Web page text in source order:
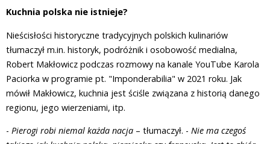
Kuchnia polska nie istnieje?
Nieścisłości historyczne tradycyjnych polskich kulinariów
tłumaczył m.in. historyk, podróżnik i osobowość medialna,
Robert Makłowicz podczas rozmowy na kanale YouTube Karola
Paciorka w programie pt. "Imponderabilia" w 2021 roku. Jak
mówił Makłowicz, kuchnia jest ściśle związana z historią danego
regionu, jego wierzeniami, itp.
- Pierogi robi niemal każda nacja – tłumaczył. - Nie ma czegoś